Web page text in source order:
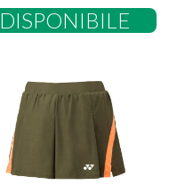
DISPONIBILE